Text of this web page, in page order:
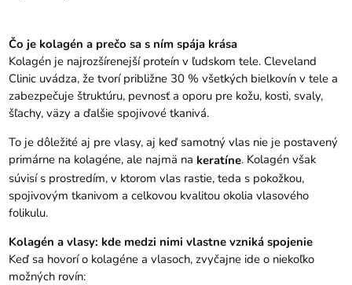
Čo je kolagén a prečo sa s ním spája krása
Kolagén je najrozšírenejší proteín v ľudskom tele. Cleveland
Clinic uvádza, že tvorí približne 30 % všetkých bielkovín v tele a
zabezpečuje štruktúru, pevnosť a oporu pre kožu, kosti, svaly,
šľachy, väzy a ďalšie spojivové tkanivá.
To je dôležité aj pre vlasy, aj keď samotný vlas nie je postavený
primárne na kolagéne, ale najmä na keratíne. Kolagén však
súvisí s prostredím, v ktorom vlas rastie, teda s pokožkou,
spojivovým tkanivom a celkovou kvalitou okolia vlasového
folikulu.
Kolagén a vlasy: kde medzi nimi vlastne vzniká spojenie
Keď sa hovorí o kolagéne a vlasoch, zvyčajne ide o niekoľko
možných rovín: